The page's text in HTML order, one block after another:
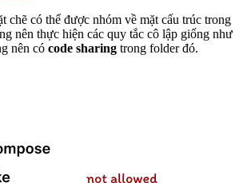
chẽ có thể được nhóm về mặt cấu trúc trong
nên thực hiện các quy tắc cô lập giống như
nên có code sharing trong folder đó.